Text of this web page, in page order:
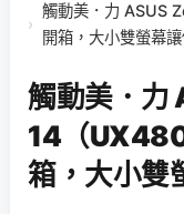
›
觸動美．力 ASUS
開箱，大小雙螢幕
觸動美．力
14（
箱，大小雙